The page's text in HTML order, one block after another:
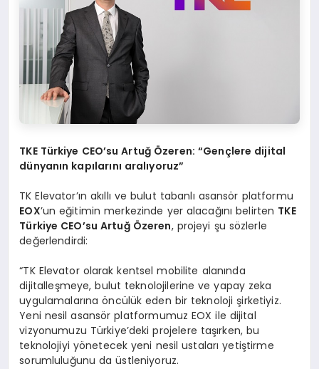
TKE Türkiye CEO’su Artuğ Özeren: “Gençlere dijital
dünyanın kapılarını aralıyoruz”
TK Elevator’ın akıllı ve bulut tabanlı asansör platformu
EOX’un eğitimin merkezinde yer alacağını belirten TKE
Türkiye CEO’su Artuğ Özeren, projeyi şu sözlerle
değerlendirdi:
“TK Elevator olarak kentsel mobilite alanında
dijitalleşmeye, bulut teknolojilerine ve yapay zeka
uygulamalarına öncülük eden bir teknoloji şirketiyiz.
Yeni nesil asansör platformumuz EOX ile dijital
vizyonumuzu Türkiye’deki projelere taşırken, bu
teknolojiyi yönetecek yeni nesil ustaları yetiştirme
sorumluluğunu da üstleniyoruz.